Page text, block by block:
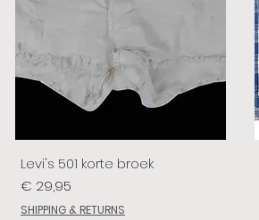
Levi's 501 korte broek
Prijs
€ 29,95
SHIPPING & RETURNS